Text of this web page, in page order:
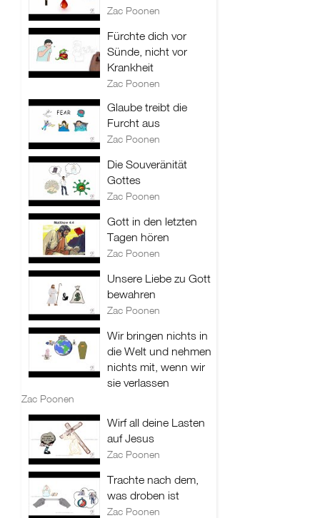
Zac Poonen
Fürchte dich vor
Sünde, nicht vor
Krankheit
Zac Poonen
Glaube treibt die
Furcht aus
Zac Poonen
Die Souveränität
Gottes
Zac Poonen
Gott in den letzten
Tagen hören
Zac Poonen
Unsere Liebe zu Gott
bewahren
Zac Poonen
Wir bringen nichts in
die Welt und nehmen
nichts mit, wenn wir
sie verlassen
Zac Poonen
Wirf all deine Lasten
auf Jesus
Zac Poonen
Trachte nach dem,
was droben ist
Zac Poonen